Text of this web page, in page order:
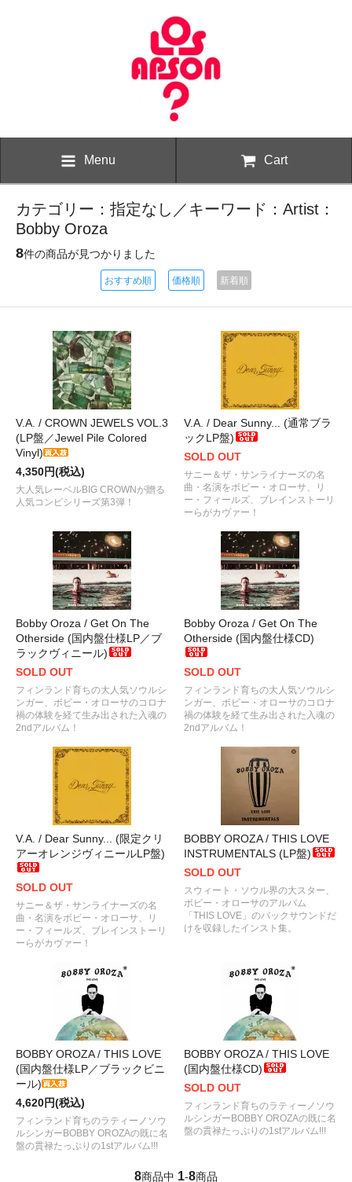
Menu Cart
カテゴリー：指定なし／キーワード：Artist：
Bobby Oroza
8件の商品が見つかりました
おすすめ順 価格順 新着順
V.A. / CROWN JEWELS VOL.3
(LP盤／Jewel Pile Colored
Vinyl)
4,350円(税込)
大人気レーベルBIG CROWNが贈る
人気コンピシリーズ第3弾！
V.A. / Dear Sunny... (通常ブラ
ックLP盤)
SOLD OUT
サニー＆ザ・サンライナーズの名
曲・名演をボビー・オローサ、リ
ー・フィールズ、ブレインストーリ
ーらがカヴァー！
Bobby Oroza / Get On The
Otherside (国内盤仕様LP／ブ
ラックヴィニール)
SOLD OUT
フィンランド育ちの大人気ソウルシ
ンガー、ボビー・オローサのコロナ
禍の体験を経て生み出された入魂の
2ndアルバム！
Bobby Oroza / Get On The
Otherside (国内盤仕様CD)
SOLD OUT
フィンランド育ちの大人気ソウルシ
ンガー、ボビー・オローサのコロナ
禍の体験を経て生み出された入魂の
2ndアルバム！
V.A. / Dear Sunny... (限定クリ
アーオレンジヴィニールLP盤)
SOLD OUT
サニー＆ザ・サンライナーズの名
曲・名演をボビー・オローサ、リ
ー・フィールズ、ブレインストーリ
ーらがカヴァー！
BOBBY OROZA / THIS LOVE
INSTRUMENTALS (LP盤)
SOLD OUT
スウィート・ソウル界の大スター、
ボビー・オローサのアルバム
「THIS LOVE」のバックサウンドだ
けを収録したインスト集。
BOBBY OROZA / THIS LOVE
(国内盤仕様LP／ブラックビニ
ール)
4,620円(税込)
フィンランド育ちのラティーノソウ
ルシンガーBOBBY OROZAの既に名
盤の貫禄たっぷりの1stアルバム!!!
BOBBY OROZA / THIS LOVE
(国内盤仕様CD)
SOLD OUT
フィンランド育ちのラティーノソウ
ルシンガーBOBBY OROZAの既に名
盤の貫禄たっぷりの1stアルバム!!!
8商品中 1-8商品